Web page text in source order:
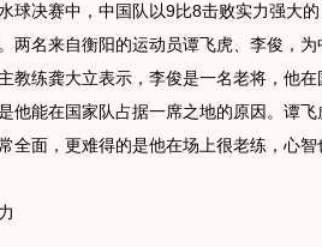
决赛中，中国队以9比8击败实力强大的
两名来自衡阳的运动员谭飞虎、李俊，
教练龚大立表示，李俊是一名老将，他
他能在国家队占据一席之地的原因。谭
全面，更难得的是他在场上很老练，心智